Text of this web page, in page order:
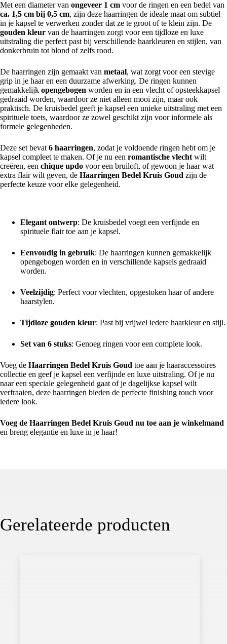
Met een diameter van ongeveer 1 cm voor de ringen en een bedel van
ca. 1,5 cm bij 0,5 cm, zijn deze haarringen de ideale maat om subtiel
in je kapsel te verwerken zonder dat ze te groot of te klein zijn. De
gouden kleur van de haarringen zorgt voor een tijdloze en luxe
uitstraling die perfect past bij verschillende haarkleuren en stijlen, van
donkerbruin tot blond of zelfs rood.
De haarringen zijn gemaakt van metaal, wat zorgt voor een stevige
grip in je haar en een duurzame afwerking. De ringen kunnen
gemakkelijk opengebogen worden en in een vlecht of opsteekkapsel
gedraaid worden, waardoor ze niet alleen mooi zijn, maar ook
praktisch. De kruisbedel geeft je kapsel een unieke uitstraling met een
spirituele toets, waardoor ze zowel geschikt zijn voor informele als
formele gelegenheden.
Deze set bevat 6 haarringen, zodat je voldoende ringen hebt om je
kapsel compleet te maken. Of je nu een romantische vlecht wilt
creëren, een chique updo voor een bruiloft, of gewoon je haar wat
extra flair wilt geven, de Haarringen Bedel Kruis Goud zijn de
perfecte keuze voor elke gelegenheid.
Elegant ontwerp: De kruisbedel voegt een verfijnde en
spirituele flair toe aan je kapsel.
Eenvoudig in gebruik: De haarringen kunnen gemakkelijk
opengebogen worden en in verschillende kapsels gedraaid
worden.
Veelzijdig: Perfect voor vlechten, opgestoken haar of andere
haarstylen.
Tijdloze gouden kleur: Past bij vrijwel iedere haarkleur en stijl.
Set van 6 stuks: Genoeg ringen voor een complete look.
Voeg de Haarringen Bedel Kruis Goud toe aan je haaraccessoires
collectie en geef je kapsel een verfijnde en luxe uitstraling. Of je nu
naar een speciale gelegenheid gaat of je dagelijkse kapsel wilt
verfraaien, deze haarringen bieden de perfecte finishing touch voor
iedere look.
Voeg de Haarringen Bedel Kruis Goud nu toe aan je winkelmand
en breng elegantie en luxe in je haar!
Gerelateerde producten